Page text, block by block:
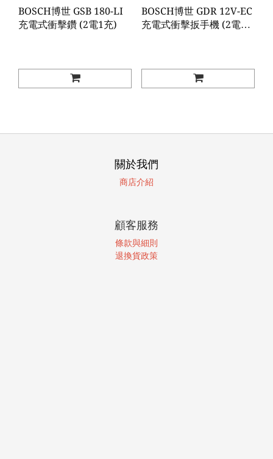
BOSCH博世 GSB 180-LI
充電式衝擊鑽 (2電1充)
BOSCH博世 GDR 12V-EC
充電式衝擊扳手機 (2電1
關於我們
商店介紹
顧客服務
條款與細則
退換貨政策